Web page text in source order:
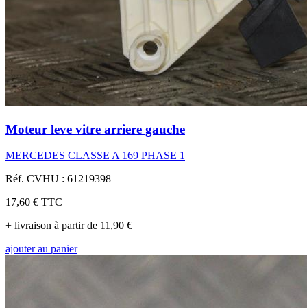
Moteur leve vitre arriere gauche
MERCEDES CLASSE A 169 PHASE 1
Réf. CVHU : 61219398
17,60 € TTC
+ livraison à partir de 11,90 €
ajouter au panier